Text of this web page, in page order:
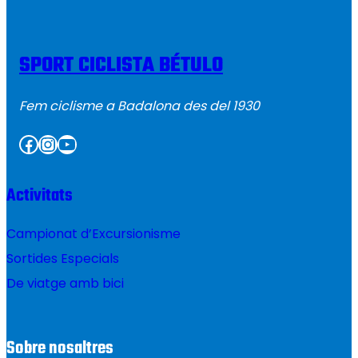
SPORT CICLISTA BÉTULO
Fem ciclisme a Badalona des del 1930
Facebook InstagramYouTube
Activitats
Campionat d’Excursionisme
Sortides Especials
De viatge amb bici
Sobre nosaltres